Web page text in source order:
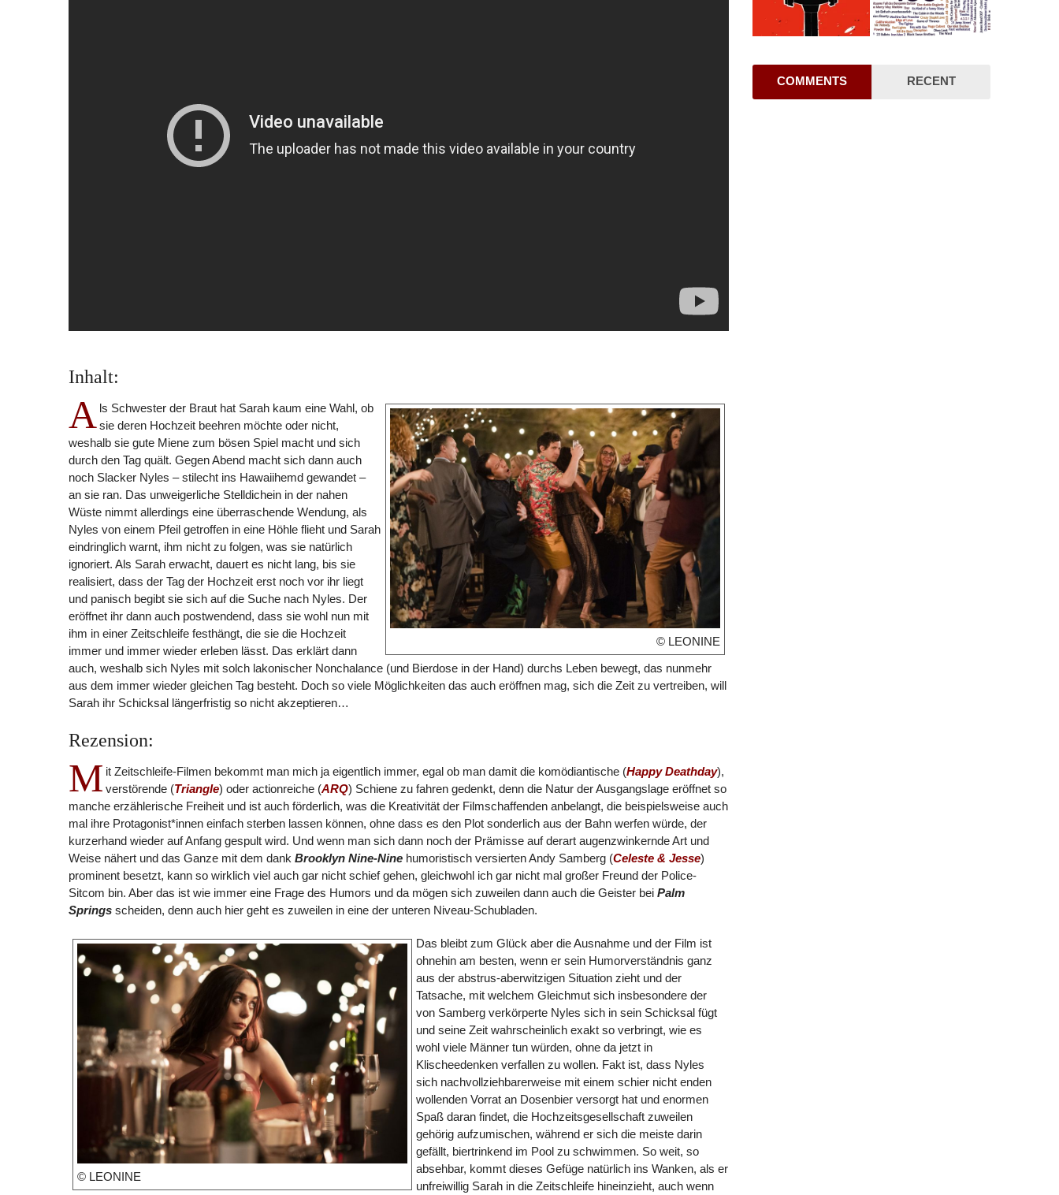
Inhalt:
© LEONINE
A ls Schwester der Braut hat Sarah kaum eine Wahl, ob
sie deren Hochzeit beehren möchte oder nicht,
weshalb sie gute Miene zum bösen Spiel macht und sich
durch den Tag quält. Gegen Abend macht sich dann auch
noch Slacker Nyles – stilecht ins Hawaiihemd gewandet –
an sie ran. Das unweigerliche Stelldichein in der nahen
Wüste nimmt allerdings eine überraschende Wendung, als
Nyles von einem Pfeil getroffen in eine Höhle flieht und Sarah
eindringlich warnt, ihm nicht zu folgen, was sie natürlich
ignoriert. Als Sarah erwacht, dauert es nicht lang, bis sie
realisiert, dass der Tag der Hochzeit erst noch vor ihr liegt
und panisch begibt sie sich auf die Suche nach Nyles. Der
eröffnet ihr dann auch postwendend, dass sie wohl nun mit
ihm in einer Zeitschleife festhängt, die sie die Hochzeit
immer und immer wieder erleben lässt. Das erklärt dann
auch, weshalb sich Nyles mit solch lakonischer Nonchalance (und Bierdose in der Hand) durchs Leben bewegt, das nunmehr
aus dem immer wieder gleichen Tag besteht. Doch so viele Möglichkeiten das auch eröffnen mag, sich die Zeit zu vertreiben, will
Sarah ihr Schicksal längerfristig so nicht akzeptieren…
Rezension:
M it Zeitschleife-Filmen bekommt man mich ja eigentlich immer, egal ob man damit die komödiantische (Happy Deathday),
verstörende (Triangle) oder actionreiche (ARQ) Schiene zu fahren gedenkt, denn die Natur der Ausgangslage eröffnet so
manche erzählerische Freiheit und ist auch förderlich, was die Kreativität der Filmschaffenden anbelangt, die beispielsweise auch
mal ihre Protagonist*innen einfach sterben lassen können, ohne dass es den Plot sonderlich aus der Bahn werfen würde, der
kurzerhand wieder auf Anfang gespult wird. Und wenn man sich dann noch der Prämisse auf derart augenzwinkernde Art und
Weise nähert und das Ganze mit dem dank Brooklyn Nine-Nine humoristisch versierten Andy Samberg (Celeste & Jesse)
prominent besetzt, kann so wirklich viel auch gar nicht schief gehen, gleichwohl ich gar nicht mal großer Freund der Police-
Sitcom bin. Aber das ist wie immer eine Frage des Humors und da mögen sich zuweilen dann auch die Geister bei Palm
Springs scheiden, denn auch hier geht es zuweilen in eine der unteren Niveau-Schubladen.
© LEONINE
Das bleibt zum Glück aber die Ausnahme und der Film ist
ohnehin am besten, wenn er sein Humorverständnis ganz
aus der abstrus-aberwitzigen Situation zieht und der
Tatsache, mit welchem Gleichmut sich insbesondere der
von Samberg verkörperte Nyles sich in sein Schicksal fügt
und seine Zeit wahrscheinlich exakt so verbringt, wie es
wohl viele Männer tun würden, ohne da jetzt in
Klischeedenken verfallen zu wollen. Fakt ist, dass Nyles
sich nachvollziehbarerweise mit einem schier nicht enden
wollenden Vorrat an Dosenbier versorgt hat und enormen
Spaß daran findet, die Hochzeitsgesellschaft zuweilen
gehörig aufzumischen, während er sich die meiste darin
gefällt, biertrinkend im Pool zu schwimmen. So weit, so
absehbar, kommt dieses Gefüge natürlich ins Wanken, als er
unfreiwillig Sarah in die Zeitschleife hineinzieht, auch wenn
COMMENTS RECENT